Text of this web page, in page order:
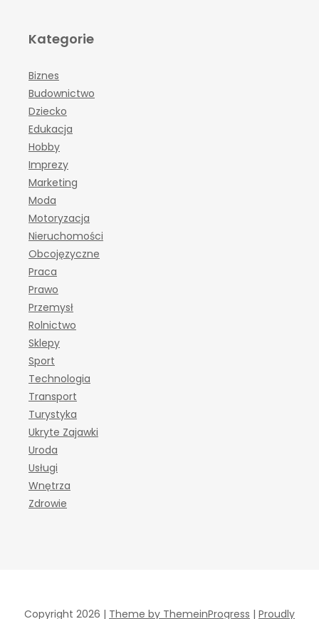
Kategorie
Biznes
Budownictwo
Dziecko
Edukacja
Hobby
Imprezy
Marketing
Moda
Motoryzacja
Nieruchomości
Obcojęzyczne
Praca
Prawo
Przemysł
Rolnictwo
Sklepy
Sport
Technologia
Transport
Turystyka
Ukryte Zajawki
Uroda
Usługi
Wnętrza
Zdrowie
Copyright 2026 | Theme by ThemeinProgress | Proudly